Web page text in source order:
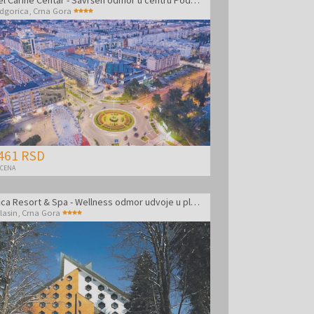
Crna Gora
RSD
Bianca Resort & Spa - Wellness odmor udvoje u planinskoj oazi
Crna Gora